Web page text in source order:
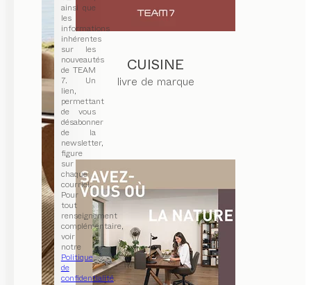
ainsi que
les
informations
inhérentes
sur les
nouveautés
de TEAM
7. Un
lien,
permettant
de vous
désabonner
de la
newsletter,
figure
sur
chaque
courriel.
Pour
tout
renseignement
complémentaire,
voir
notre
Politique
de
confidentialité.
CUISINE
livre de marque